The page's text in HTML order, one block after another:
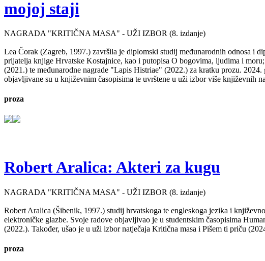
mojoj staji
NAGRADA "KRITIČNA MASA" - UŽI IZBOR (8. izdanje)
Lea Čorak (Zagreb, 1997.) završila je diplomski studij međunarodnih odnosa i
prijatelja knjige Hrvatske Kostajnice, kao i putopisa O bogovima, ljudima i
(2021.) te međunarodne nagrade "Lapis Histriae" (2022.) za kratku prozu.
objavljivane su u književnim časopisima te uvrštene u uži izbor više književnih
proza
Robert Aralica: Akteri za kugu
NAGRADA "KRITIČNA MASA" - UŽI IZBOR (8. izdanje)
Robert Aralica (Šibenik, 1997.) studij hrvatskoga te engleskoga jezika i
elektroničke glazbe. Svoje radove objavljivao je u studentskim časopisima
(2022.). Također, ušao je u uži izbor natječaja Kritična masa i Pišem ti priču
proza